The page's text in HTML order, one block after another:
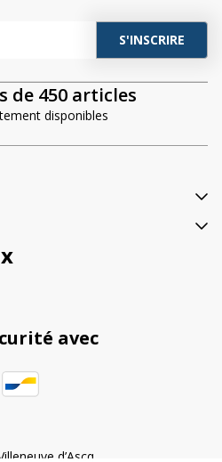
de 450 articles
disponibles
avec
d’Ascq